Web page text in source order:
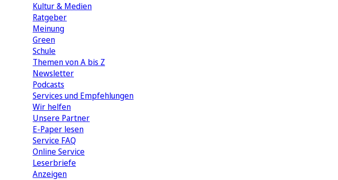
Kultur & Medien
Ratgeber
Meinung
Green
Schule
Themen von A bis Z
Newsletter
Podcasts
Services und Empfehlungen
Wir helfen
Unsere Partner
E-Paper lesen
Service FAQ
Online Service
Leserbriefe
Anzeigen